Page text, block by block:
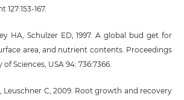
167.
HA, Schulzer ED, 1997. A global bud get for
area, and nutrient contents. Proceedings
Sciences, USA 94: 736:7366.
Leuschner C, 2009. Root growth and recovery